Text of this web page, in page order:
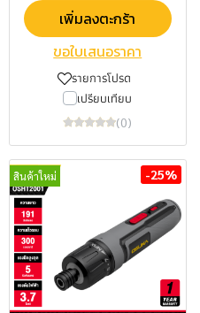
เพิ่มลงตะกร้า
ขอใบเสนอราคา
รายการโปรด
เปรียบเทียบ
(0)
สินค้าใหม่ -25%